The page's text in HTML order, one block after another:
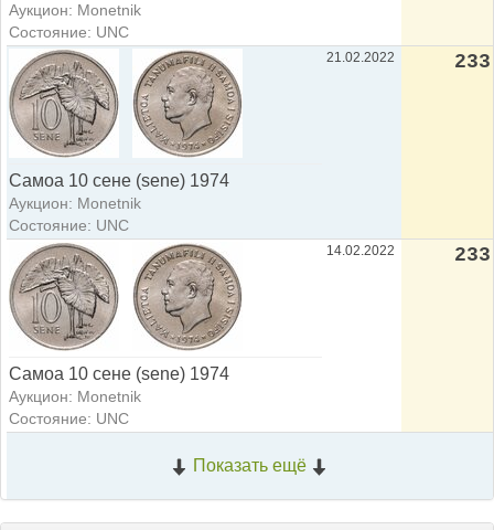
Аукцион: Monetnik
Состояние: UNC
Самоа 10 сене (sene) 1974
Аукцион: Monetnik
Состояние: UNC
21.02.2022 233
Самоа 10 сене (sene) 1974
Аукцион: Monetnik
Состояние: UNC
14.02.2022 233
Показать ещё